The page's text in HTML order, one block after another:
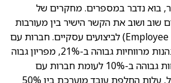
בוא נדבר במספרים. מחקרים של
שוב ושוב את הקשר הישיר בין מעורבות
עובדים (Employee Engagement) לביצועים עסקיים. חברות עם
רמות מעורבות גבוהות נהנות מרווחיות גבוהה ב-21%, מפריון גבוה
ב-17% ומנאמנות לקוחות גבוהה ב-10% לעומת חברות עם
מעורבות נמוכה. במקביל, עלות החלפת עובד מוערכת בין 50%